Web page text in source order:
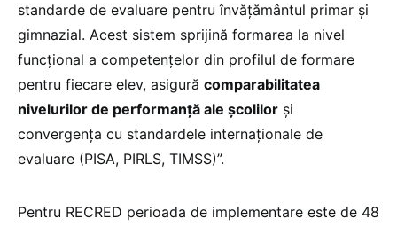
standarde de evaluare pentru învățământul primar și
gimnazial. Acest sistem sprijină formarea la nivel
funcțional a competențelor din profilul de formare
pentru fiecare elev, asigură comparabilitatea
nivelurilor de performanță ale școlilor și
convergența cu standardele internaționale de
evaluare (PISA, PIRLS, TIMSS)”.
Pentru RECRED perioada de implementare este de 48